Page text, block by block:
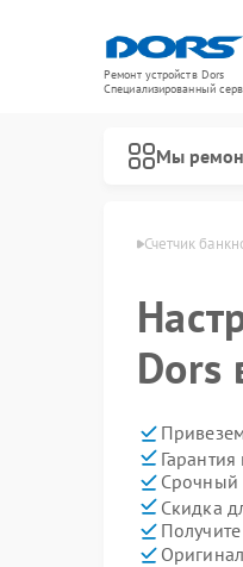
Ремонт устройств Dors
Специализированный
Мы
Счетчик
Dors
Срочный
Скидка